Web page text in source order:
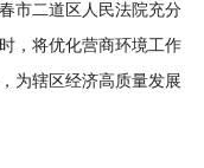
市二道区人民法院充分
，将优化营商环境工作
为辖区经济高质量发展